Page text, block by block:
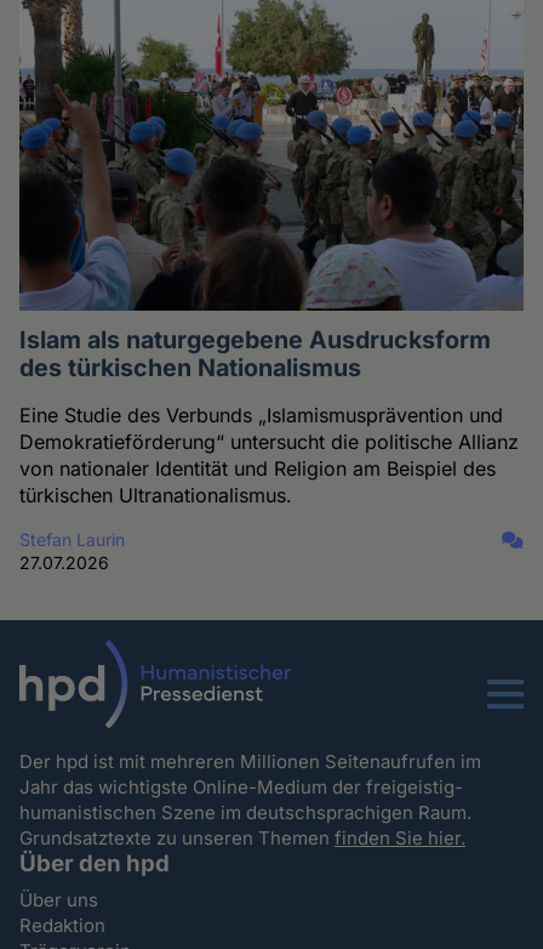
Islam als naturgegebene Ausdrucksform
des türkischen Nationalismus
Eine Studie des Verbunds „Islamismusprävention und
Demokratieförderung“ untersucht die politische Allianz
von nationaler Identität und Religion am Beispiel des
türkischen Ultranationalismus.
Stefan Laurin
27.07.2026
Menu
Der hpd ist mit mehreren Millionen Seitenaufrufen im
Jahr das wichtigste Online-Medium der freigeistig-
humanistischen Szene im deutschsprachigen Raum.
Grundsatztexte zu unseren Themenfinden Sie hier.
Über den hpd
Über uns
Redaktion